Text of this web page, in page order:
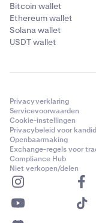
Bitcoin wallet
Ethereum wallet
Solana wallet
USDT wallet
Privacyverklaring
Servicevoorwaarden
Cookie-instellingen
Privacybeleid voor
Openbaarmaking
Exchange-regels voor
Compliance Hub
Niet verkopen/delen